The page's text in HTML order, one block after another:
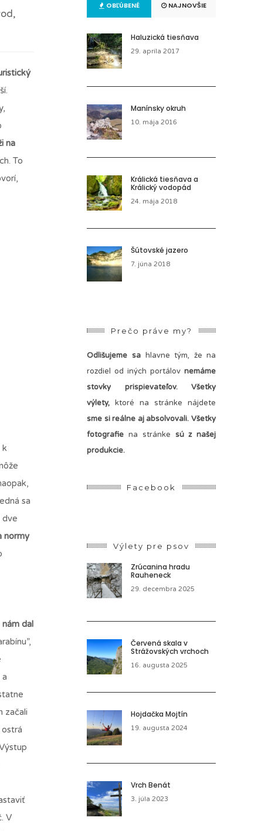
na
To
k
sa
dve
normy
dal
začali
V
OBĽÚBENÉ NAJNOVŠIE
Haluzická tiesňava
29. apríla 2017
Manínsky okruh
10. mája 2016
Králická tiesňava a
Králický vodopád
24. mája 2018
Šútovské jazero
7. júna 2018
Prečo práve my?
Odlišujeme sa hlavne tým, že na
rozdiel od iných portálov nemáme
stovky prispievateľov. Všetky
výlety, ktoré na stránke nájdete
sme si reálne aj absolvovali. Všetky
fotografiena stránke sú z našej
produkcie.
Facebook
Výlety pre psov
Zrúcanina hradu
Rauheneck
29. decembra 2025
Červená skala v
Strážovských vrchoch
16. augusta 2025
Hojdačka Mojtín
19. augusta 2024
Vrch Benát
3. júla 2023